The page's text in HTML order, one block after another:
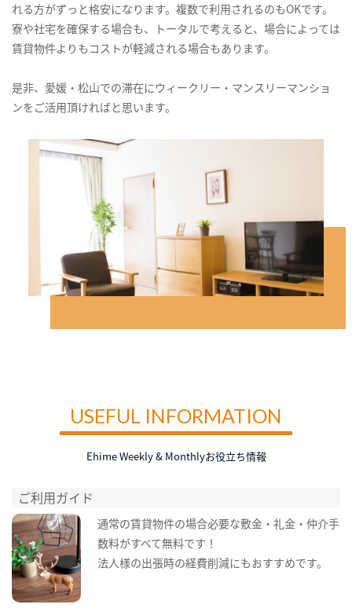
れる方がずっと格安になります。複数で利用されるのもOKです。
寮や社宅を確保する場合も、トータルで考えると、場合によっては
賃貸物件よりもコストが軽減される場合もあります。
是非、愛媛・松山での滞在にウィークリー・マンスリーマンショ
ンをご活用頂ければと思います。
USEFUL INFORMATION
Ehime Weekly & Monthlyお役立ち情報
ご利用ガイド
通常の賃貸物件の場合必要な敷金・礼金・仲介手
数料がすべて無料です！
法人様の出張時の経費削減にもおすすめです。